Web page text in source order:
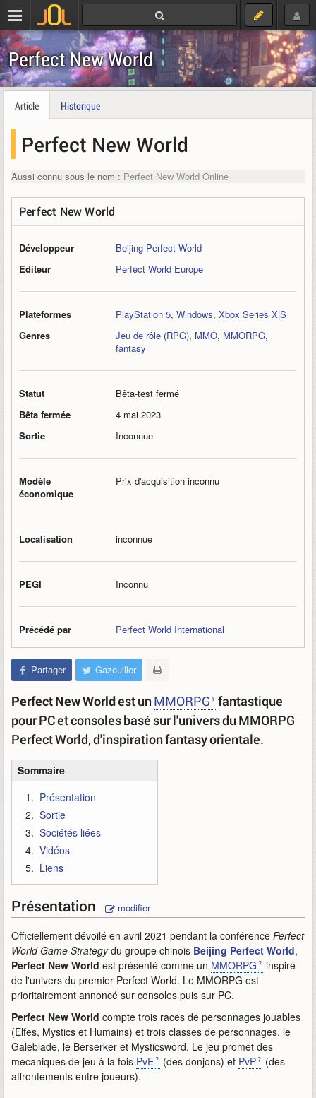
Perfect New World
Article Historique
Perfect New World
Aussi connu sous le nom : Perfect New World Online
Perfect New World
Développeur
Beijing Perfect World
Editeur
Perfect World Europe
Plateformes PlayStation 5, Windows, Xbox Series X|S
Genres
Jeu de rôle (RPG), MMO, MMORPG,
fantasy
Statut
Bêta-test fermé
Bêta fermée
4 mai 2023
Sortie
Inconnue
Modèle
économique
Prix d'acquisition inconnu
Localisation inconnue
PEGI Inconnu
Précédé par Perfect World International
Partager Gazouiller
Perfect New Worldest un MMORPG fantastique
pour PC et consoles basé sur l'univers du MMORPG
Perfect World, d'inspiration fantasy orientale.
Sommaire
Présentation
Sortie
Sociétés liées
Vidéos
Liens
Présentation modifier
Officiellement dévoilé en avril 2021 pendant la conférence Perfect
World Game Strategydu groupe chinois Beijing Perfect World,
Perfect New World est présenté comme un MMORPG
inspiré
de l'univers du premier Perfect World. Le MMORPG est
prioritairement annoncé sur consoles puis sur PC.
Perfect New World compte trois races de personnages jouables
(Elfes, Mystics et Humains) et trois classes de personnages, le
Galeblade, le Berserker et Mysticsword. Le jeu promet des
mécaniques de jeu à la fois PvE (des donjons) et PvP
(des
affrontements entre joueurs).